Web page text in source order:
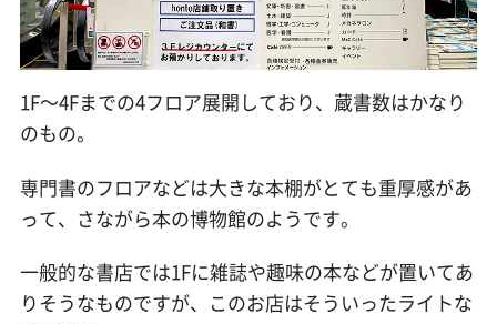
1F〜4Fまでの4フロア展開しており、蔵書数はかなり
のもの。
専門書のフロアなどは大きな本棚がとても重厚感があ
って、さながら本の博物館のようです。
一般的な書店では1Fに雑誌や趣味の本などが置いてあ
りそうなものですが、このお店はそういったライトな